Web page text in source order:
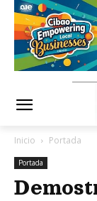
Inicio Portada
Portada